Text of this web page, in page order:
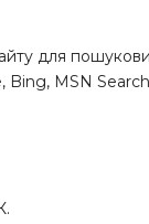
для
Bing, MSN